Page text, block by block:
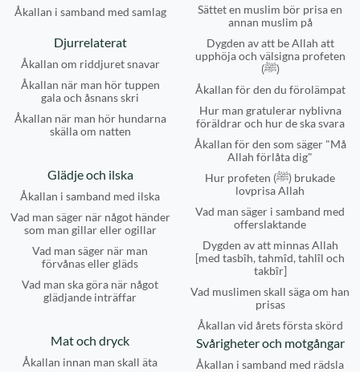
Sättet en muslim bör prisa en
annan muslim på
Dygden av att be Allah att
upphöja och välsigna profeten
(ﷺ)
Åkallan för den du förolämpat
Hur man gratulerar nyblivna
föräldrar och hur de ska svara
Åkallan för den som säger "Må
Allah förlåta dig"
Hur profeten (ﷺ) brukade
lovprisa Allah
Vad man säger i samband med
offerslaktande
Dygden av att minnas Allah
[med tasbîh, tahmîd, tahlîl och
takbîr]
Vad muslimen skall säga om han
prisas
Åkallan vid årets första skörd
Åkallan i samband med samlag
Djurrelaterat
Åkallan om riddjuret snavar
Åkallan när man hör tuppen
gala och åsnans skri
Åkallan när man hör hundarna
skälla om natten
Glädje och ilska
Åkallan i samband med ilska
Vad man säger när något händer
som man gillar eller ogillar
Vad man säger när man
förvånas eller gläds
Vad man ska göra när något
glädjande inträffar
Mat och dryck
Åkallan innan man skall äta
Svårigheter och motgångar
Åkallan i samband med rädsla